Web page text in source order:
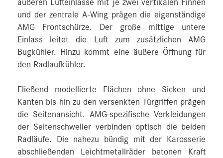
äußeren Lufteinlässe mit je zwei vertikalen Finnen
und der zentrale A-Wing prägen die eigenständige
AMG Frontschürze. Der große mittige untere
Einlass leitet die Luft zum zusätzlichen AMG
Bugkühler. Hinzu kommt eine äußere Öffnung für
den Radlaufkühler.
Fließend modellierte Flächen ohne Sicken und
Kanten bis hin zu den versenkten Türgriffen prägen
die Seitenansicht. AMG-spezifische Verkleidungen
der Seitenschweller verbinden optisch die beiden
Radläufe. Die nahezu bündig mit der Karosserie
abschließenden Leichtmetallräder betonen Kraft